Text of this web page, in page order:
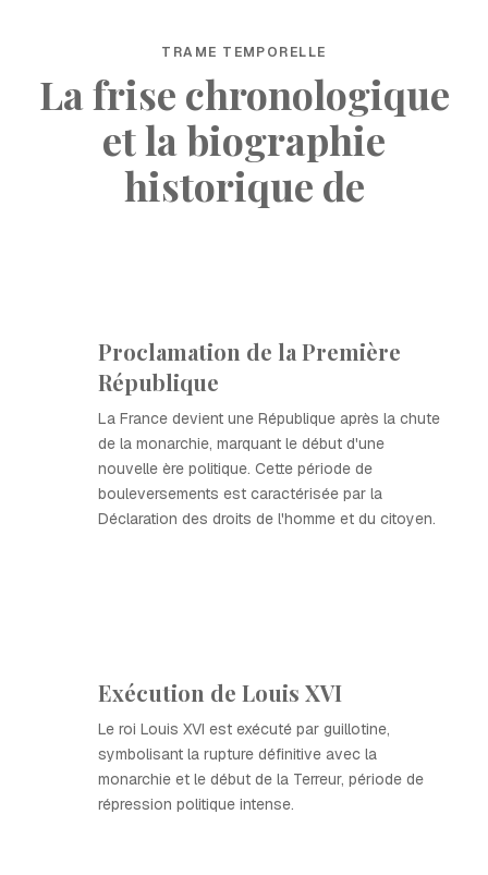
TRAME TEMPORELLE
La frise chronologique
et la biographie
historique de
Proclamation de la Première
République
La France devient une République après la chute
de la monarchie, marquant le début d'une
nouvelle ère politique. Cette période de
bouleversements est caractérisée par la
Déclaration des droits de l'homme et du citoyen.
Exécution de Louis XVI
Le roi Louis XVI est exécuté par guillotine,
symbolisant la rupture définitive avec la
monarchie et le début de la Terreur, période de
répression politique intense.